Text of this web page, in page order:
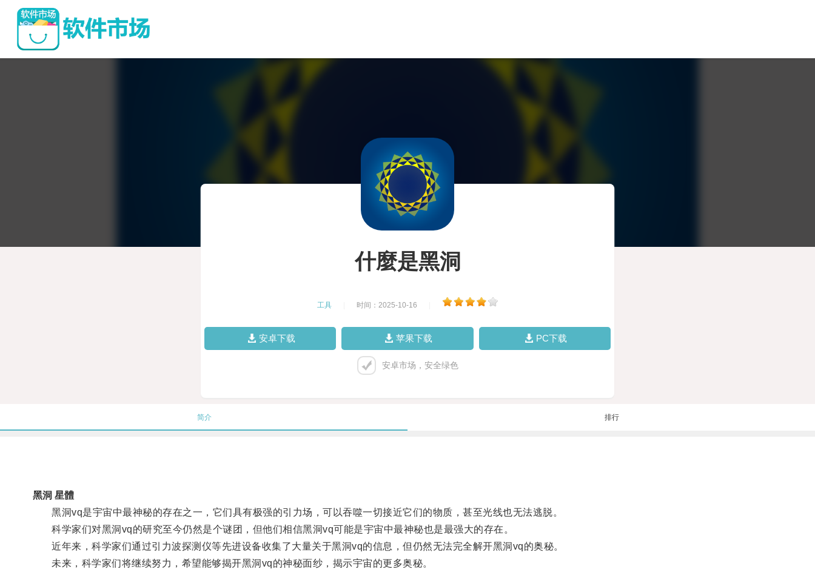
什麼是黑洞
工具 时间：2025-10-16
安卓下载 苹果下载 PC下载
安卓市场，安全绿色
简介 排行
黑洞 星體
黑洞vq是宇宙中最神秘的存在之一，它们具有极强的引力场，可以吞噬一切接近它们的物质，甚至光线也无法逃脱。
科学家们对黑洞vq的研究至今仍然是个谜团，但他们相信黑洞vq可能是宇宙中最神秘也是最强大的存在。
近年来，科学家们通过引力波探测仪等先进设备收集了大量关于黑洞vq的信息，但仍然无法完全解开黑洞vq的奥秘。
未来，科学家们将继续努力，希望能够揭开黑洞vq的神秘面纱，揭示宇宙的更多奥秘。